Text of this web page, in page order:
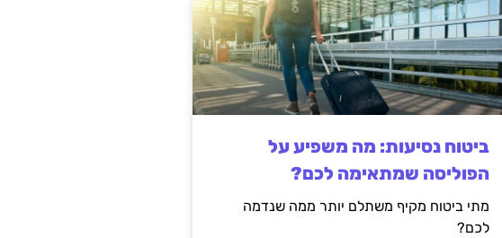
ביטוח נסיעות: מה משפיע על
הפוליסה שמתאימה לכם?
מתי ביטוח מקיף משתלם יותר ממה שנדמה
לכם?